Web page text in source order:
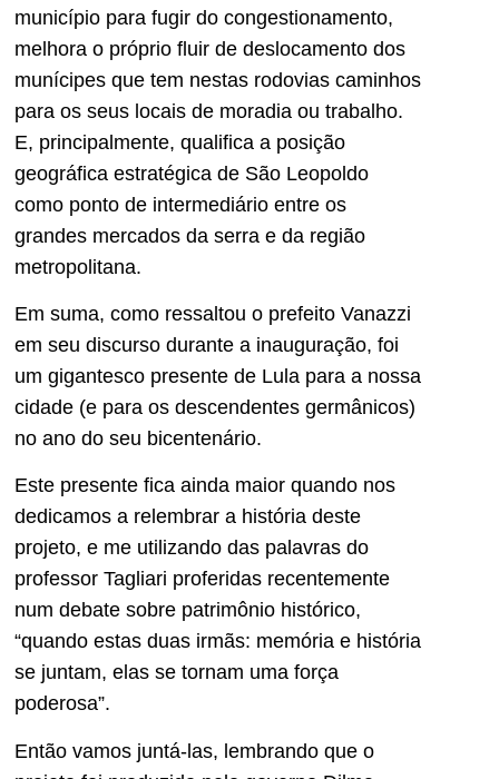
município para fugir do congestionamento,
melhora o próprio fluir de deslocamento dos
munícipes que tem nestas rodovias caminhos
para os seus locais de moradia ou trabalho.
E, principalmente, qualifica a posição
geográfica estratégica de São Leopoldo
como ponto de intermediário entre os
grandes mercados da serra e da região
metropolitana.
Em suma, como ressaltou o prefeito Vanazzi
em seu discurso durante a inauguração, foi
um gigantesco presente de Lula para a nossa
cidade (e para os descendentes germânicos)
no ano do seu bicentenário.
Este presente fica ainda maior quando nos
dedicamos a relembrar a história deste
projeto, e me utilizando das palavras do
professor Tagliari proferidas recentemente
num debate sobre patrimônio histórico,
“quando estas duas irmãs: memória e história
se juntam, elas se tornam uma força
poderosa”.
Então vamos juntá-las, lembrando que o